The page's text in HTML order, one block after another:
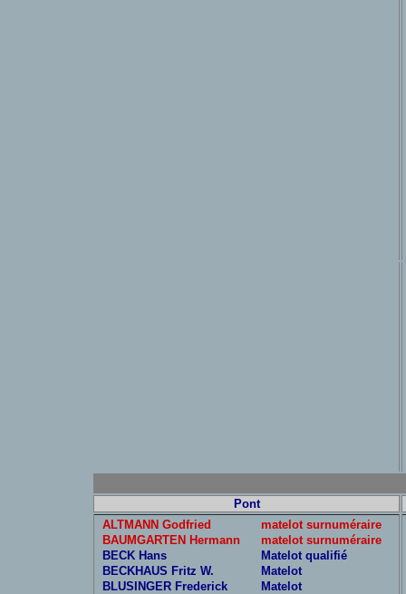
Pont
ALTMANN Godfried
matelot surnuméraire
BAUMGARTEN Hermann
matelot surnuméraire
BECK Hans
Matelot qualifié
BECKHAUS Fritz W.
Matelot
BLUSINGER Frederick
Matelot